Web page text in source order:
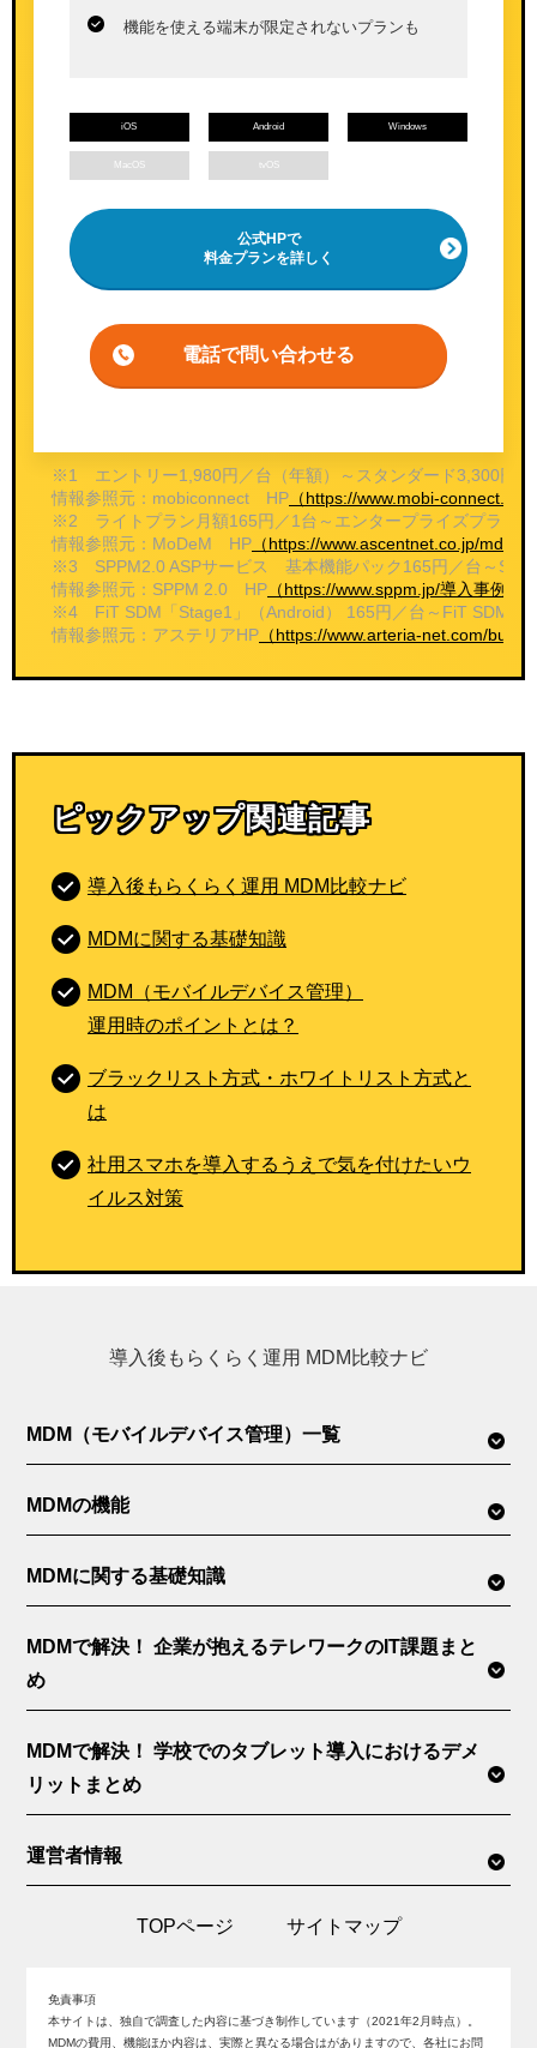
機能を使える端末が限定されないプランも
iOS Android Windows
MacOS tvOS
公式HPで
料金プランを詳しく
電話で問い合わせる
※1 エントリー1,980円／台（年額）～スタンダード3,300円
情報参照元：mobiconnect HP （https://www.mobi-
※2 ライトプラン月額165円／1台～エンタープライズプラン
情報参照元：MoDeM HP （https://www.ascentnet.co.jp/mdm-
※3 SPPM2.0 ASPサービス 基本機能パック165円／台～
情報参照元：SPPM 2.0 HP （https://www.sppm.jp/導入事例・
※4 FiT SDM「Stage1」（Android） 165円／台～FiT SDM「
情報参照元：アステリアHP （https://www.arteria-net.com/
ピックアップ関連記事
導入後もらくらく運用 MDM比較ナビ
MDMに関する基礎知識
MDM（モバイルデバイス管理）
運用時のポイントとは？
ブラックリスト方式・ホワイトリスト方式と
は
社用スマホを導入するうえで気を付けたいウ
イルス対策
導入後もらくらく運用 MDM比較ナビ
MDM（モバイルデバイス管理）一覧
MDMの機能
MDMに関する基礎知識
MDMで解決！ 企業が抱えるテレワークのIT課題まと
め
MDMで解決！ 学校でのタブレット導入におけるデメ
リットまとめ
運営者情報
TOPページ サイトマップ
免責事項
本サイトは、独自で調査した内容に基づき制作しています（2021年2月時点）。
MDMの費用、機能ほか内容は、実際と異なる場合はがありますので、各社にお問